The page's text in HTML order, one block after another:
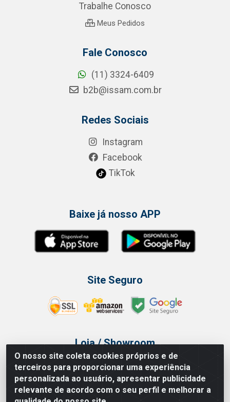
O nosso site coleta cookies próprios e de
terceiros para proporcionar uma experiência
personalizada ao usuário, apresentar publicidade
relevante de acordo com o seu perfil e melhorar a
Trabalhe Conosco
Meus Pedidos
Fale Conosco
(11) 3324-6409
b2b@issam.com.br
Redes Sociais
Instagram
Facebook
TikTok
Baixe já nosso APP
Site Seguro
Loja / Showroom
Tel.: (11) 3314 6400
Av Vautier, 468 - Pari - São Paulo/SP